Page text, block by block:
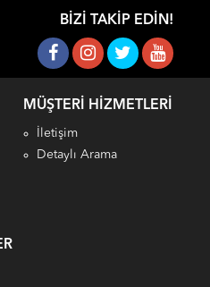
BIZI TAKIP EDIN!
MÜŞTERI HIZMETLERI
İletişim
Detaylı Arama